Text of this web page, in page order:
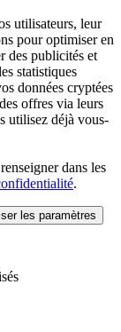
utilisateurs, leur
pour optimiser en
des publicités et
statistiques
données cryptées
offres via leurs
utilisez déjà vous-
dans les
.
les paramètres